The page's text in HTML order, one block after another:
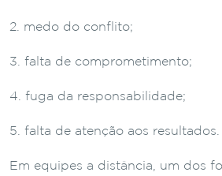
medo do conflito;
falta de comprometimento;
fuga da responsabilidade;
falta de atenção aos resultados.
Em equipes a distância, um dos